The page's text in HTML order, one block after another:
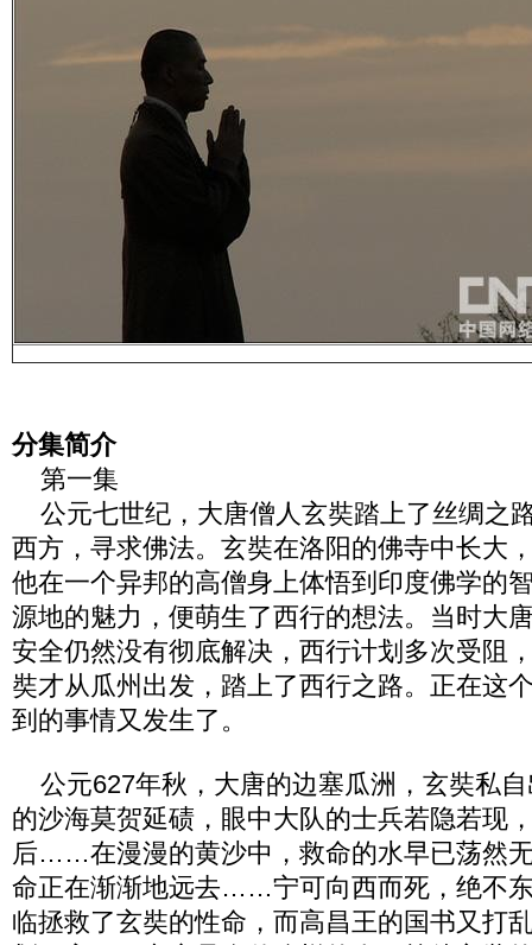
分集简介
第一集
公元七世纪，大唐僧人玄奘踏上了丝绸之
西方，寻求佛法。玄奘在洛阳的佛寺中长大
他在一个异邦的高僧身上体悟到印度佛学的
源地的魅力，便萌生了西行的想法。当时大
安全仍然没有彻底解决，西行计划多次受阻
奘才从瓜州出发，踏上了西行之路。正在这
到的事情又发生了。
公元627年秋，大唐的边塞瓜洲，玄奘私
的沙海莫贺延碛，眼中大队的士兵若隐若现
后……在漫漫的黄沙中，救命的水早已荡然
命正在渐渐地远去……宁可向西而死，绝不
临拯救了玄奘的性命，而高昌王的国书又打